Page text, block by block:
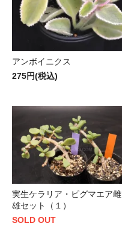
アンボイニクス
275円(税込)
実生ケラリア・ピグマエア雌
雄セット（１）
SOLD OUT